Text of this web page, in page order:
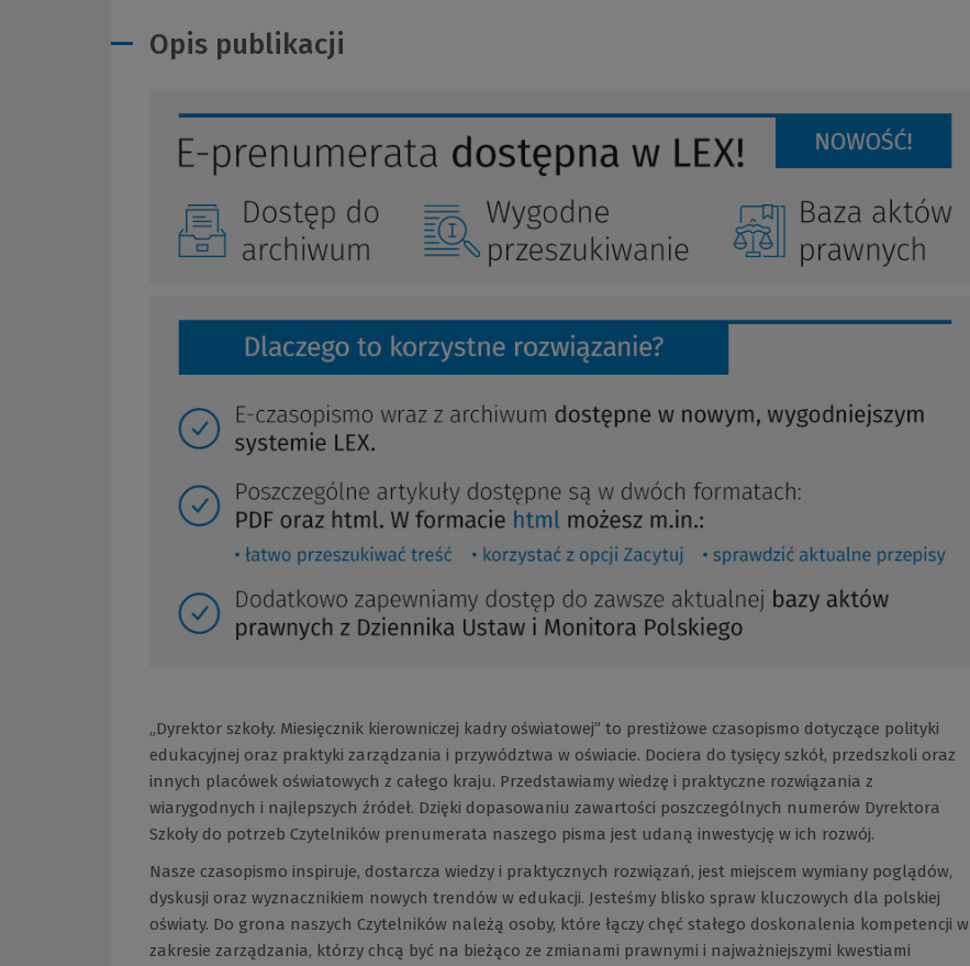
Opis publikacji
„Dyrektor szkoły. Miesięcznik kierowniczej kadry oświatowej” to prestiżowe czasopismo dotyczące polityki
edukacyjnej oraz praktyki zarządzania i przywództwa w oświacie. Dociera do tysięcy szkół, przedszkoli oraz
innych placówek oświatowych z całego kraju. Przedstawiamy wiedzę i praktyczne rozwiązania z
wiarygodnych i najlepszych źródeł. Dzięki dopasowaniu zawartości poszczególnych numerów Dyrektora
Szkoły do potrzeb Czytelników prenumerata naszego pisma jest udaną inwestycję w ich rozwój.
Nasze czasopismo inspiruje, dostarcza wiedzy i praktycznych rozwiązań, jest miejscem wymiany poglądów,
dyskusji oraz wyznacznikiem nowych trendów w edukacji. Jesteśmy blisko spraw kluczowych dla polskiej
oświaty. Do grona naszych Czytelników należą osoby, które łączy chęć stałego doskonalenia kompetencji w
zakresie zarządzania, którzy chcą być na bieżąco ze zmianami prawnymi i najważniejszymi kwestiami